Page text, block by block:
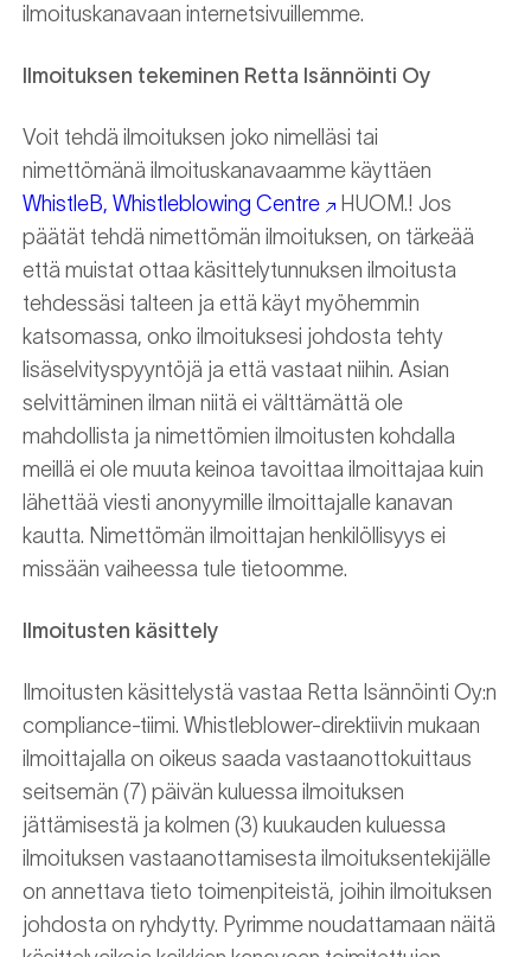
ilmoituskanavaan internetsivuillemme.
Ilmoituksen tekeminen Retta Isännöinti Oy
Voit tehdä ilmoituksen joko nimelläsi tai
nimettömänä ilmoituskanavaamme käyttäen
WhistleB, Whistleblowing Centre
HUOM.! Jos
päätät tehdä nimettömän ilmoituksen, on tärkeää
että muistat ottaa käsittelytunnuksen ilmoitusta
tehdessäsi talteen ja että käyt myöhemmin
katsomassa, onko ilmoituksesi johdosta tehty
lisäselvityspyyntöjä ja että vastaat niihin. Asian
selvittäminen ilman niitä ei välttämättä ole
mahdollista ja nimettömien ilmoitusten kohdalla
meillä ei ole muuta keinoa tavoittaa ilmoittajaa kuin
lähettää viesti anonyymille ilmoittajalle kanavan
kautta. Nimettömän ilmoittajan henkilöllisyys ei
missään vaiheessa tule tietoomme.
Ilmoitusten käsittely
Ilmoitusten käsittelystä vastaa Retta Isännöinti Oy:n
compliance-tiimi. Whistleblower-direktiivin mukaan
ilmoittajalla on oikeus saada vastaanottokuittaus
seitsemän (7) päivän kuluessa ilmoituksen
jättämisestä ja kolmen (3) kuukauden kuluessa
ilmoituksen vastaanottamisesta ilmoituksentekijälle
on annettava tieto toimenpiteistä, joihin ilmoituksen
johdosta on ryhdytty. Pyrimme noudattamaan näitä